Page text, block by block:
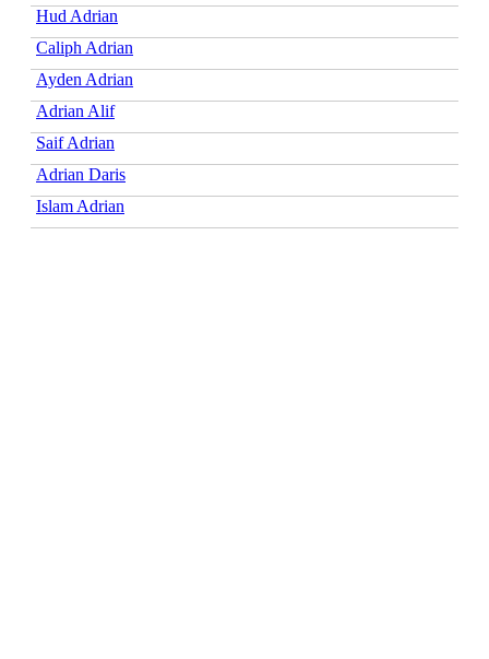
Hud Adrian
Caliph Adrian
Ayden Adrian
Adrian Alif
Saif Adrian
Adrian Daris
Islam Adrian